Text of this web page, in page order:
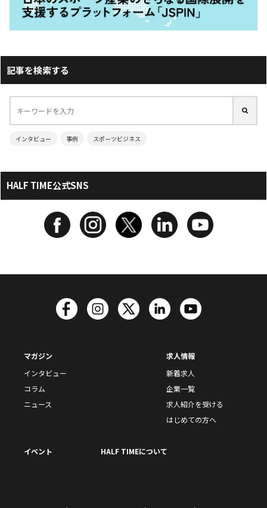
記事を検索する
インタビュー 事例 スポーツビジネス
HALF TIME公式SNS
マガジン
インタビュー
コラム
ニュース
求人情報
新着求人
企業一覧
求人紹介を受ける
はじめての方へ
イベント HALF TIMEについて